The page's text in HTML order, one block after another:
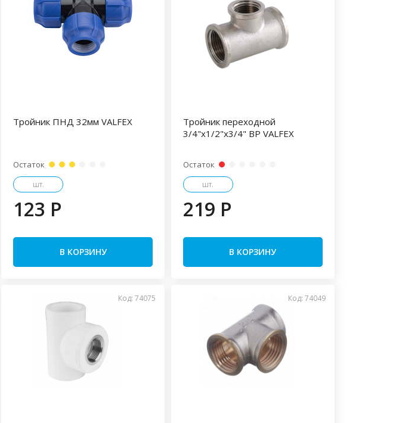
Тройник ПНД 32мм VALFEX
Остаток
шт.
123 P
В КОРЗИНУ
Тройник переходной
3/4"х1/2"х3/4" ВР VALFEX
Остаток
шт.
219 P
В КОРЗИНУ
Код: 74075 Код: 74049